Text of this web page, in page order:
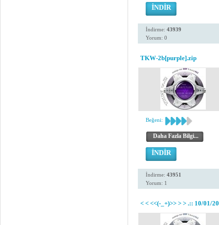
İNDİR
İndirme: 43939
Yorum: 0
TKW-2b[purple].zip
Beğeni:
Daha Fazla Bilgi...
İNDİR
İndirme: 43951
Yorum: 1
< < <<(-_+)>> > > .:: 10/01/